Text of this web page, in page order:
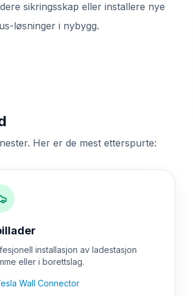
sikringsskap eller installere nye
løsninger i nybygg.
Her er de mest etterspurte:
installasjon av ladestasjon
eller i borettslag.
Wall Connector